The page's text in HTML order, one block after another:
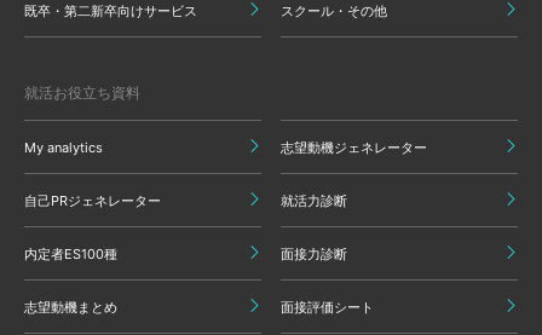
既卒・第二新卒向けサービス スクール・その他
就活お役立ち資料
My analytics 志望動機ジェネレーター
自己PRジェネレーター 就活力診断
内定者ES100種 面接力診断
志望動機まとめ 面接評価シート